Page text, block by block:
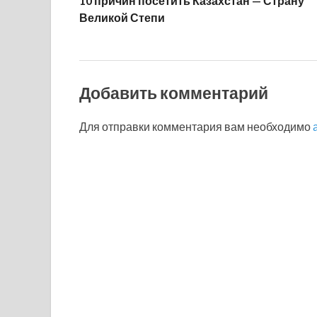
Великой Степи
Добавить комментарий
Для отправки комментария вам необходимо